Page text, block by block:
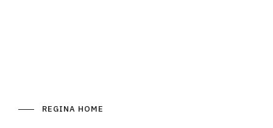
REGINA HOME